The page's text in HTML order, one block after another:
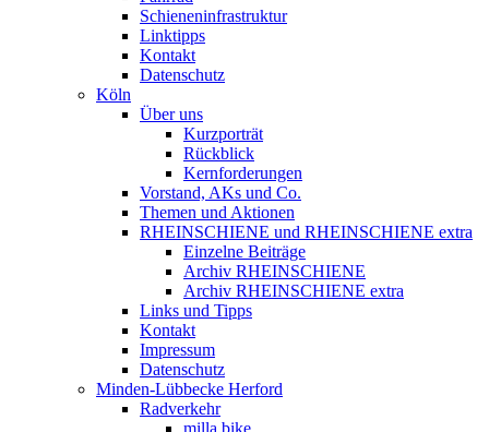
Schieneninfrastruktur
Linktipps
Kontakt
Datenschutz
Köln
Über uns
Kurzporträt
Rückblick
Kernforderungen
Vorstand, AKs und Co.
Themen und Aktionen
RHEINSCHIENE und RHEINSCHIENE extra
Einzelne Beiträge
Archiv RHEINSCHIENE
Archiv RHEINSCHIENE extra
Links und Tipps
Kontakt
Impressum
Datenschutz
Minden-Lübbecke Herford
Radverkehr
milla.bike